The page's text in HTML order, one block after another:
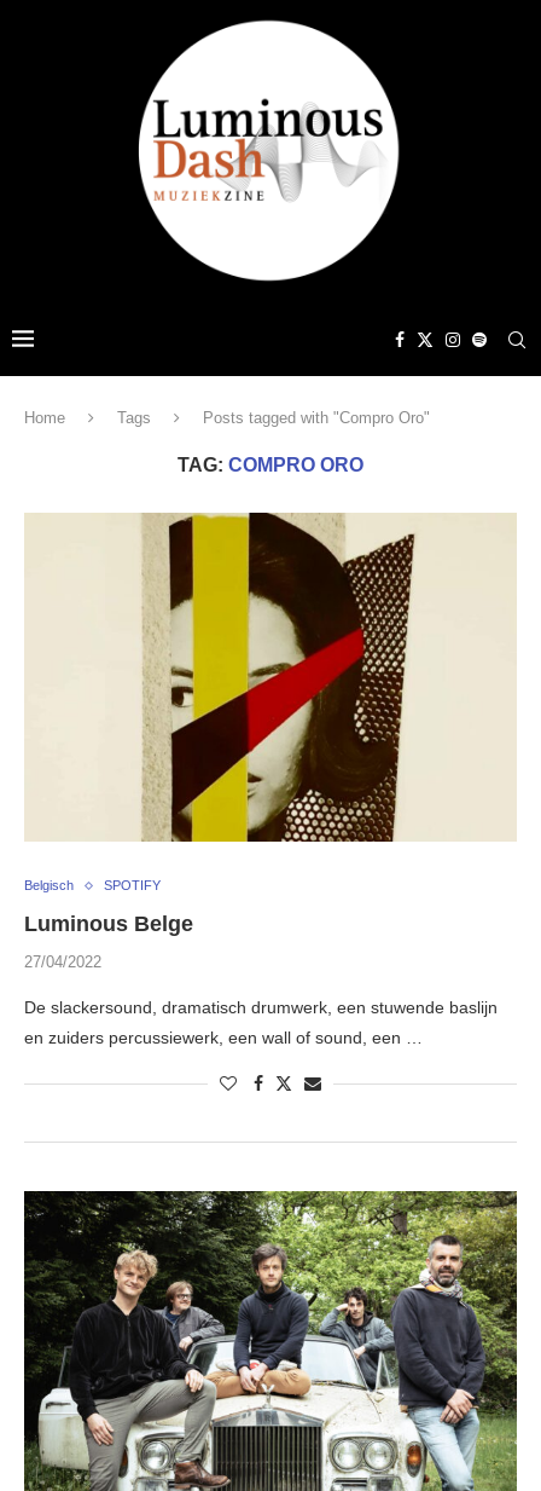
Home Tags Posts tagged with "Compro Oro"
TAG: COMPRO ORO
Belgisch SPOTIFY
Luminous Belge
27/04/2022
De slackersound, dramatisch drumwerk, een stuwende baslijn
en zuiders percussiewerk, een wall of sound, een …